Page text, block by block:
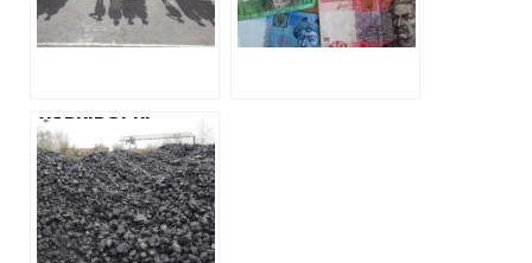
ФІРМА З
«ЧОРНОГО
ХАРКІВСЬКІ
ПРИКОРДОННИКИ
ЗАКУПЛЯТЬ
ВУГІЛЛЯ У ФІРМИ
ДОНЧАНИНА,
ЯКИЙ